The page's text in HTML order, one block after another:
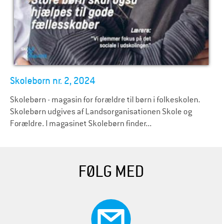
Skolebørn nr. 2, 2024
Skolebørn - magasin for forældre til børn i folkeskolen.
Skolebørn udgives af Landsorganisationen Skole og
Forældre. I magasinet Skolebørn finder...
FØLG MED